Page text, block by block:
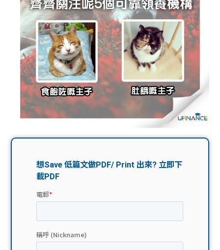
機
學生
故事
分享
大學
貸款
生筍
工推
介
搵工
ge
學生
福利
uFina
nce
校園
聯絡
我們